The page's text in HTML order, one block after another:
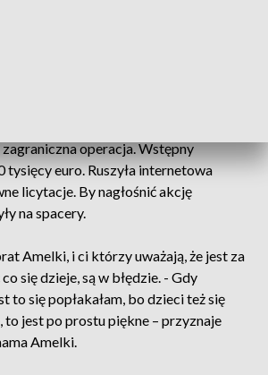
operacja. Wstępny
euro. Ruszyła internetowa
licytacje. By nagłośnić akcję
na spacery.
Amelki, i ci którzy uważają, że jest za
się dzieje, są w błędzie. - Gdy
to się popłakałam, bo dzieci też się
to jest po prostu piękne – przyznaje
Amelki.